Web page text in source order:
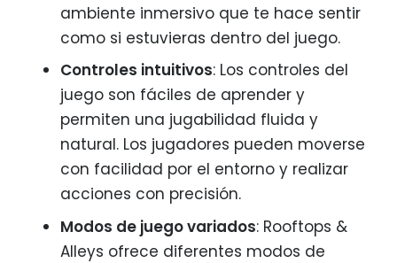
ambiente inmersivo que te hace sentir
como si estuvieras dentro del juego.
Controles intuitivos: Los controles del
juego son fáciles de aprender y
permiten una jugabilidad fluida y
natural. Los jugadores pueden moverse
con facilidad por el entorno y realizar
acciones con precisión.
Modos de juego variados: Rooftops &
Alleys ofrece diferentes modos de